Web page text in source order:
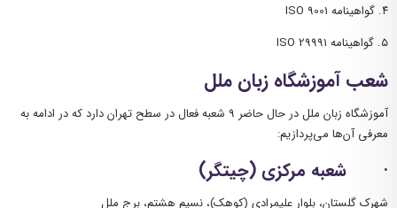
۴. گواهینامهISO 9001
۵. گواهینامه ISO 29991
شعب آموزشگاه زبان ملل
آموزشگاه زبان ملل در حال حاضر 9 شعبه فعال در سطح تهران دارد که در ادامه به
معرفی آن‌ها می‌پردازیم:
· شعبه مرکزی (چیتگر)
شهرک گلستان، بلوار علیمرادی (کوهک)، نسیم هشتم، برج ملل